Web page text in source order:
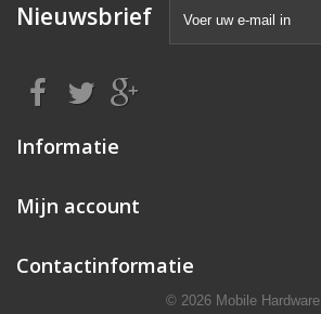
Nieuwsbrief
Informatie
Mijn account
Contactinformatie
© 2026 Mobile Hardware